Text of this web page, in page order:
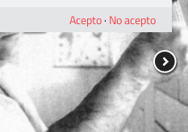
Acepto· No acepto